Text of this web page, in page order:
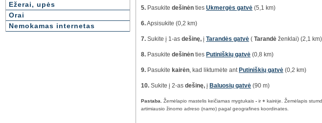
Ežerai, upės
Orai
Nemokamas internetas
5. Pasukite dešinėn ties Ukmergės gatvė (5,1 km)
6.Apsisukite (0,2 km)
7. Sukite į 1-as dešinę, į Tarandės gatvė ( Tarandė ženklai) (2,1 km)
8. Pasukite dešinėn ties Putiniškių gatvė (0,8 km)
9. Pasukite kairėn, kad liktumėte ant Putiniškių gatvė (0,2 km)
10. Sukite į 2-as dešinę, į Baluosių gatvė (90 m)
Pastaba. Žemėlapio mastelis keičiamas mygtukais - ir+ kairėje. Žemėlapis
artimiausio žinomo adreso (namo) pagal geografines koordinates.